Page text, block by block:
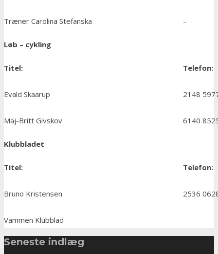
Træner Carolina Stefanska –
Løb – cykling
Titel: Telefon:
Evald Skaarup 2148
Maj-Britt Givskov 6140
Klubbladet
Titel: Telefon:
Bruno Kristensen 2536
Vammen Klubblad
Seneste indlæg